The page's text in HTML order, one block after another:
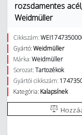
rozsdamentes
Weidmüller
Cikkszám:
Gyártó:Weidmüller
Márka:Weidmüller
Sorozat:Tartozékok
Gyártói cikkszám:
Kategória: Kalapsínek